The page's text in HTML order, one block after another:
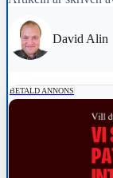
David Alin
BETALD ANNONS